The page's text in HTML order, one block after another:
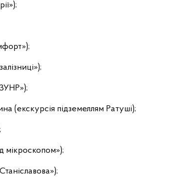
(екскурсія підземеллям Ратуші);
мікроскопом»);